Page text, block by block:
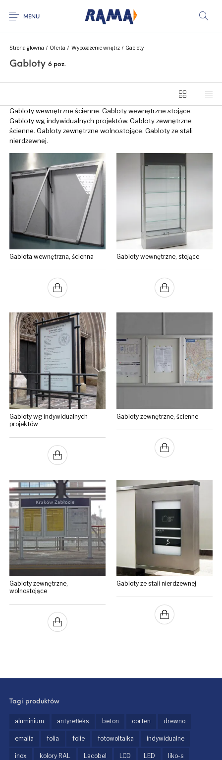
MENU
Strona główna / Oferta / Wyposażenie wnętrz / Gabloty
Gabloty 6 poz.
Gabloty wewnętrzne ścienne. Gabloty wewnętrzne stojące.
Gabloty wg indywidualnych projektów. Gabloty zewnętrzne
ścienne. Gabloty zewnętrzne wolnostojące. Gabloty ze stali
nierdzewnej.
Gablota wewnętrzna, ścienna Gabloty wewnętrzne, stojące
Gabloty wg indywidualnych
projektów
Gabloty zewnętrzne, ścienne
Gabloty zewnętrzne,
wolnostojące
Gabloty ze stali nierdzewnej
Tagi produktów
aluminium antyrefleks beton corten drewno
emalia folia folie fotowoltaika indywidualne
inox kolory RAL Lacobel LCD LED liko-s